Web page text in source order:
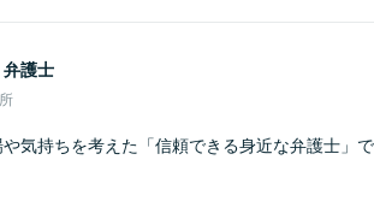
弁護士
気持ちを考えた「信頼できる身近な弁護士」